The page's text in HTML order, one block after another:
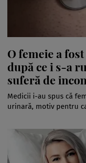
O femeie a
după ce i s-a
suferă de
Medicii i-au spus că
urinară, motiv pentru